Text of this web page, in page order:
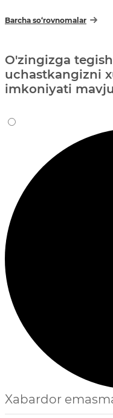
Barcha so‘rovnomalar
O'zingizga
uchastkangizni
imkoniyati
Xabardor